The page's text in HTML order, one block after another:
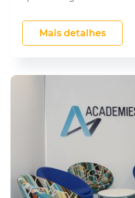
Mais detalhes